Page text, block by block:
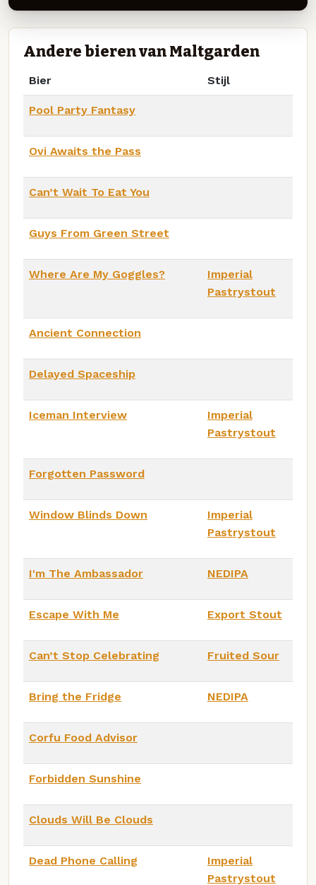
Andere bieren van Maltgarden
Bier Stijl
Pool Party Fantasy
Ovi Awaits the Pass
Can’t Wait To Eat You
Guys From Green Street
Where Are My Goggles?
Imperial
Pastrystout
Ancient Connection
Delayed Spaceship
Iceman Interview
Imperial
Pastrystout
Forgotten Password
Window Blinds Down
Imperial
Pastrystout
I'm The Ambassador NEDIPA
Escape With Me Export Stout
Can’t Stop Celebrating Fruited Sour
Bring the Fridge NEDIPA
Corfu Food Advisor
Forbidden Sunshine
Clouds Will Be Clouds
Dead Phone Calling
Imperial
Pastrystout